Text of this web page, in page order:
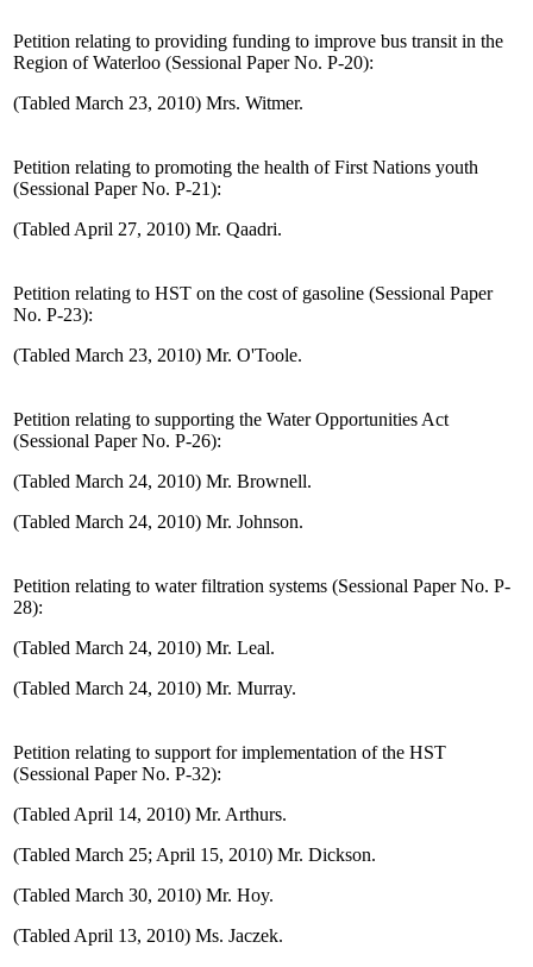
Petition relating to providing funding to improve bus transit in the
Region of Waterloo (Sessional Paper No. P-20):
(Tabled March 23, 2010) Mrs. Witmer.
Petition relating to promoting the health of First Nations youth
(Sessional Paper No. P-21):
(Tabled April 27, 2010) Mr. Qaadri.
Petition relating to HST on the cost of gasoline (Sessional Paper
No. P-23):
(Tabled March 23, 2010) Mr. O'Toole.
Petition relating to supporting the Water Opportunities Act
(Sessional Paper No. P-26):
(Tabled March 24, 2010) Mr. Brownell.
(Tabled March 24, 2010) Mr. Johnson.
Petition relating to water filtration systems (Sessional Paper No. P-
28):
(Tabled March 24, 2010) Mr. Leal.
(Tabled March 24, 2010) Mr. Murray.
Petition relating to support for implementation of the HST
(Sessional Paper No. P-32):
(Tabled April 14, 2010) Mr. Arthurs.
(Tabled March 25; April 15, 2010) Mr. Dickson.
(Tabled March 30, 2010) Mr. Hoy.
(Tabled April 13, 2010) Ms. Jaczek.